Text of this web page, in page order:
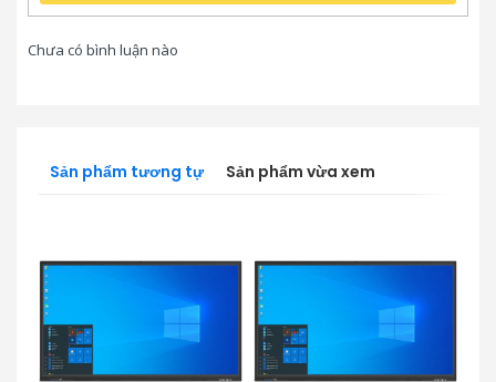
Chưa có bình luận nào
Sản phẩm tương tự Sản phẩm vừa xem